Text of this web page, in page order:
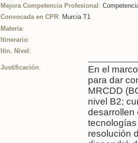
Mejora Competencia Profesional :
Convocada en CPR: Murcia T1
Materia:
Itinerario:
Itin. Nivel :
Justificación:
En el
para dar
MRCDD
nivel B2;
desarrollen
resolución